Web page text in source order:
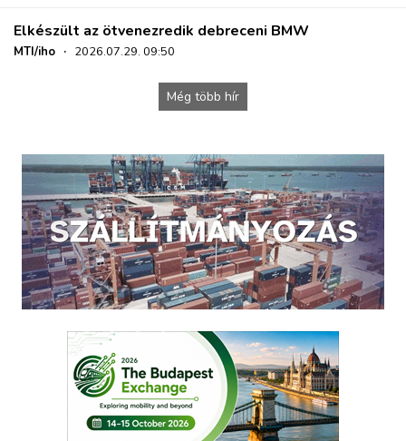
Elkészült az ötvenezredik debreceni BMW
MTI/iho · 2026.07.29. 09:50
Még több hír